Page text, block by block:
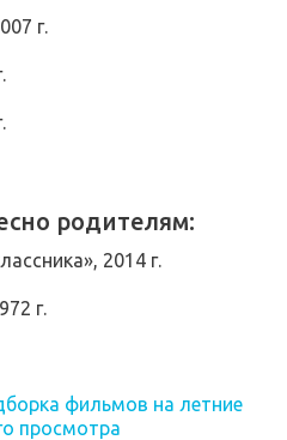
г.
родителям:
2014 г.
г.
фильмов на летние
просмотра